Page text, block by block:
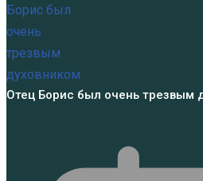
Отец Борис был очень трезвым